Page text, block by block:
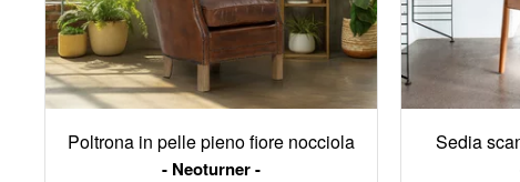
Poltrona in pelle pieno fiore nocciola
Neoturner
Sedia